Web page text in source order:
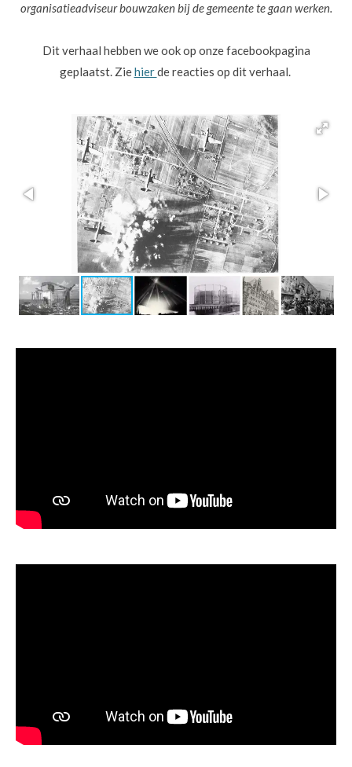
organisatieadviseur bouwzaken bij de gemeente te gaan werken.
Dit verhaal hebben we ook op onze facebookpagina
geplaatst. Ziehierde reacties op dit verhaal.